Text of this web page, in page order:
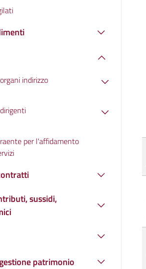
indirizzo
per l'affidamento
sussidi,
patrimonio